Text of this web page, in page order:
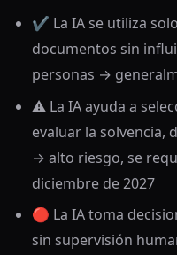
✔️ La IA se utiliza
documentos sin
personas →
⚠️ La IA ayuda a
evaluar la solvencia,
→ alto riesgo, se
diciembre de 2027
🔴 La IA toma
sin supervisión